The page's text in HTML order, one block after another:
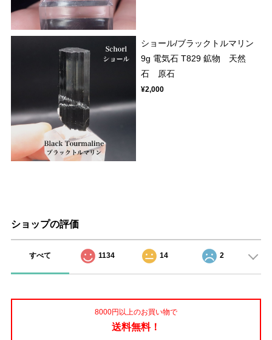
ショール/ブラックトルマリン
9g 電気石 T829 鉱物 天然
石 原石
¥2,000
ショップの評価
すべて 1134 14 2
8000円以上のお買い物で
送料無料！